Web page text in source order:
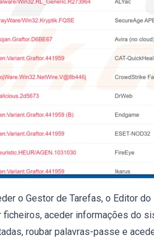
o Gestor de Tarefas, o Editor
aceder informações do
roubar palavras-passe e